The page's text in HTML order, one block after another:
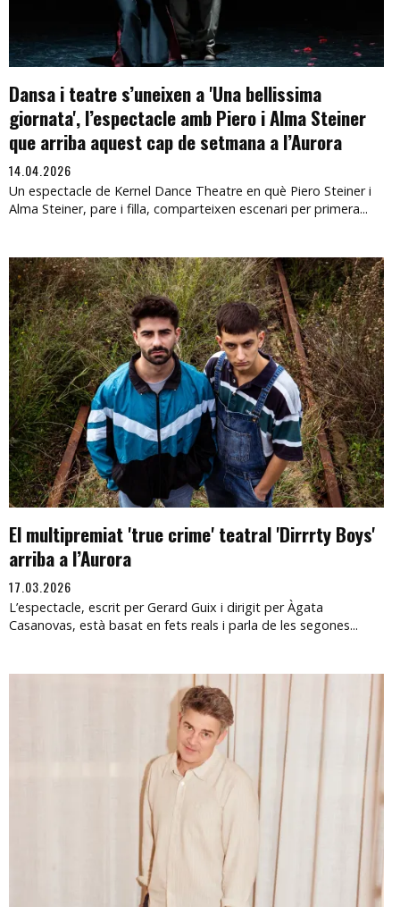
Dansa i teatre s’uneixen a 'Una bellissima
giornata', l’espectacle amb Piero i Alma Steiner
que arriba aquest cap de setmana a l’Aurora
14.04.2026
Un espectacle de Kernel Dance Theatre en què Piero Steiner i
Alma Steiner, pare i filla, comparteixen escenari per primera...
El multipremiat 'true crime' teatral 'Dirrrty Boys'
arriba a l’Aurora
17.03.2026
L’espectacle, escrit per Gerard Guix i dirigit per Àgata
Casanovas, està basat en fets reals i parla de les segones...